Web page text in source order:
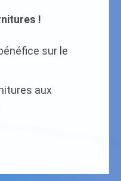
!
sur le
aux